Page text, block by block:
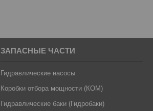
ЗАПАСНЫЕ ЧАСТИ
Гидравлические насосы
Коробки отбора мощности (КОМ)
Гидравлические баки (Гидробаки)